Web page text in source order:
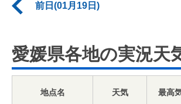
前日(01月19日)
愛媛県各地の実況天
地点名 天気 最高